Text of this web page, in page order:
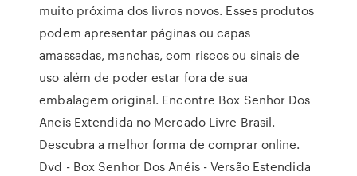
muito próxima dos livros novos. Esses produtos
podem apresentar páginas ou capas
amassadas, manchas, com riscos ou sinais de
uso além de poder estar fora de sua
embalagem original. Encontre Box Senhor Dos
Aneis Extendida no Mercado Livre Brasil.
Descubra a melhor forma de comprar online.
Dvd - Box Senhor Dos Anéis - Versão Estendida